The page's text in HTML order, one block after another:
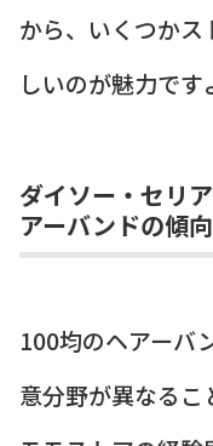
から、いくつかス
しいのが魅力です
ダイソー・セリ
アーバンドの傾向
100均のヘアーバ
意分野が異なるこ